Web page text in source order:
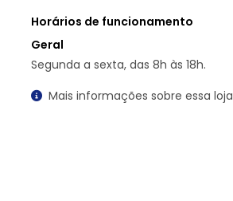
Horários de funcionamento
Geral
Segunda a sexta, das 8h às 18h.
Mais informações sobre essa loja